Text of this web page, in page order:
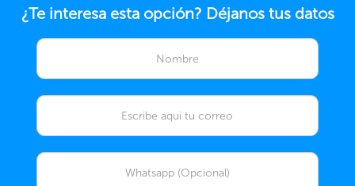
¿Te interesa esta opción? Déjanos tus datos